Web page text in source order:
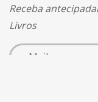
Receba
Livros